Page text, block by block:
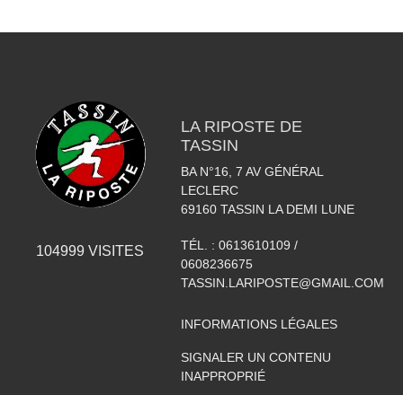
104999 VISITES
LA RIPOSTE DE
TASSIN
BA N°16, 7 AV GÉNÉRAL
LECLERC
69160 TASSIN LA DEMI LUNE
TÉL. : 0613610109 /
0608236675
TASSIN.LARIPOSTE@GMAIL.COM
INFORMATIONS LÉGALES
SIGNALER UN CONTENU
INAPPROPRIÉ